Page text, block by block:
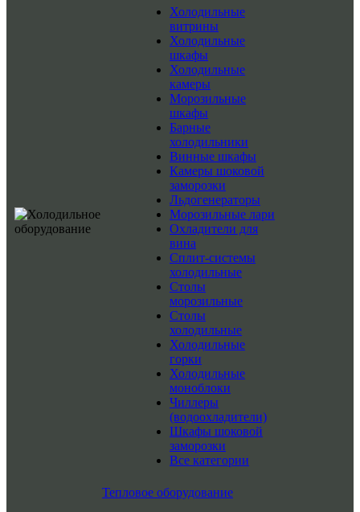
Холодильные
витрины
Холодильные
шкафы
Холодильные
камеры
Морозильные
шкафы
Барные
холодильники
Винные шкафы
Камеры шоковой
заморозки
Льдогенераторы
Морозильные лари
Охладители для
вина
Сплит-системы
холодильные
Столы
морозильные
Столы
холодильные
Холодильные
горки
Холодильные
моноблоки
Чиллеры
(водоохладители)
Шкафы шоковой
заморозки
Все категории
Тепловое оборудование